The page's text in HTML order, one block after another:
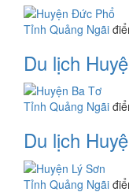
Tỉnh Quảng Ngãi
Du lịch
Tỉnh Quảng Ngãi
Du lịch
Tỉnh Quảng Ngãi